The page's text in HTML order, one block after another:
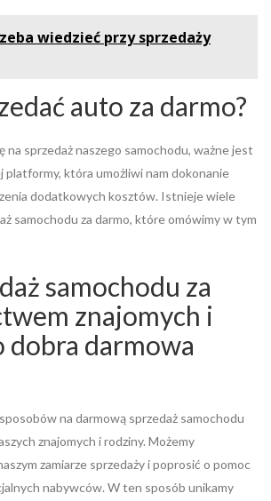
wiedzieć przy sprzedaży
auto za darmo?
na sprzedaż naszego samochodu, ważne jest
platformy, która umożliwi nam dokonanie
dodatkowych kosztów. Istnieje wiele
samochodu za darmo, które omówimy w tym
samochodu za
znajomych i
dobra darmowa
na darmową sprzedaż samochodu
znajomych i rodziny. Możemy
zamiarze sprzedaży i poprosić o pomoc
nabywców. W ten sposób unikamy